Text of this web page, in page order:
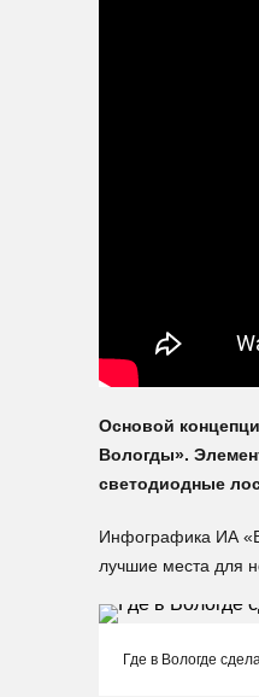
Основой
Вологды».
светодиодные
Инфографика ИА
лучшие места для
Где в Вологде